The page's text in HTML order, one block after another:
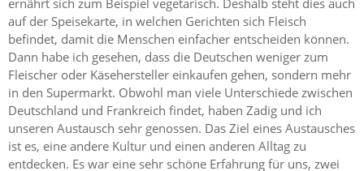
auf der Speisekarte, in welchen Gerichten sich Fleisch
befindet, damit die Menschen einfacher entscheiden können.
Dann habe ich gesehen, dass die Deutschen weniger zum
Fleischer oder Käsehersteller einkaufen gehen, sondern mehr
in den Supermarkt. Obwohl man viele Unterschiede zwischen
Deutschland und Frankreich findet, haben Zadig und ich
unseren Austausch sehr genossen. Das Ziel eines Austausches
ist es, eine andere Kultur und einen anderen Alltag zu
entdecken. Es war eine sehr schöne Erfahrung für uns, zwei